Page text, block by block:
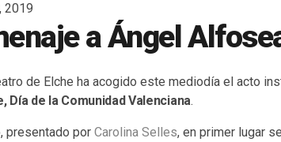
2019
a Ángel
de Elche ha acogido este mediodía el acto
Día de la Comunidad Valenciana.
presentado por Carolina Selles, en primer lugar